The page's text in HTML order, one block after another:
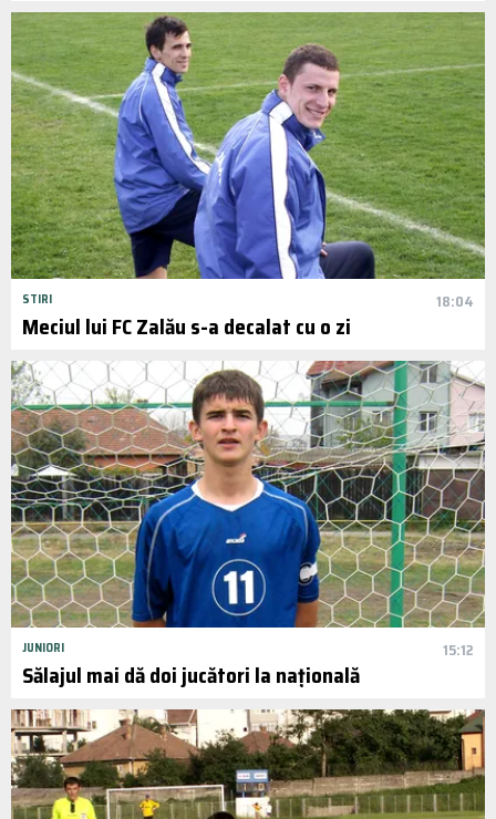
STIRI 18:04
Meciul lui FC Zalău s-a decalat cu o zi
JUNIORI 15:12
Sălajul mai dă doi jucători la națională